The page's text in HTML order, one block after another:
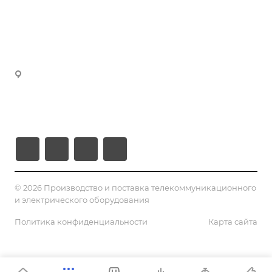
© 2026 Производство и поставка телекоммуникационного
и электрического оборудования
Политика конфиденциальности Карта сайта